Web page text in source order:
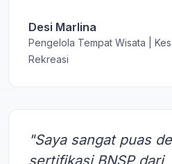
Desi Marlina
Pengelola Tempat Wisata |
Rekreasi
"Saya sangat puas
sertifikasi BNSP dari